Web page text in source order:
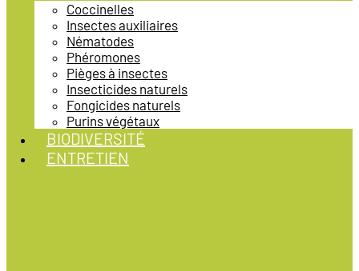
Coccinelles
Insectes auxiliaires
Nématodes
Phéromones
Pièges à insectes
Insecticides naturels
Fongicides naturels
Purins végétaux
BIODIVERSITÉ
ENTRETIEN